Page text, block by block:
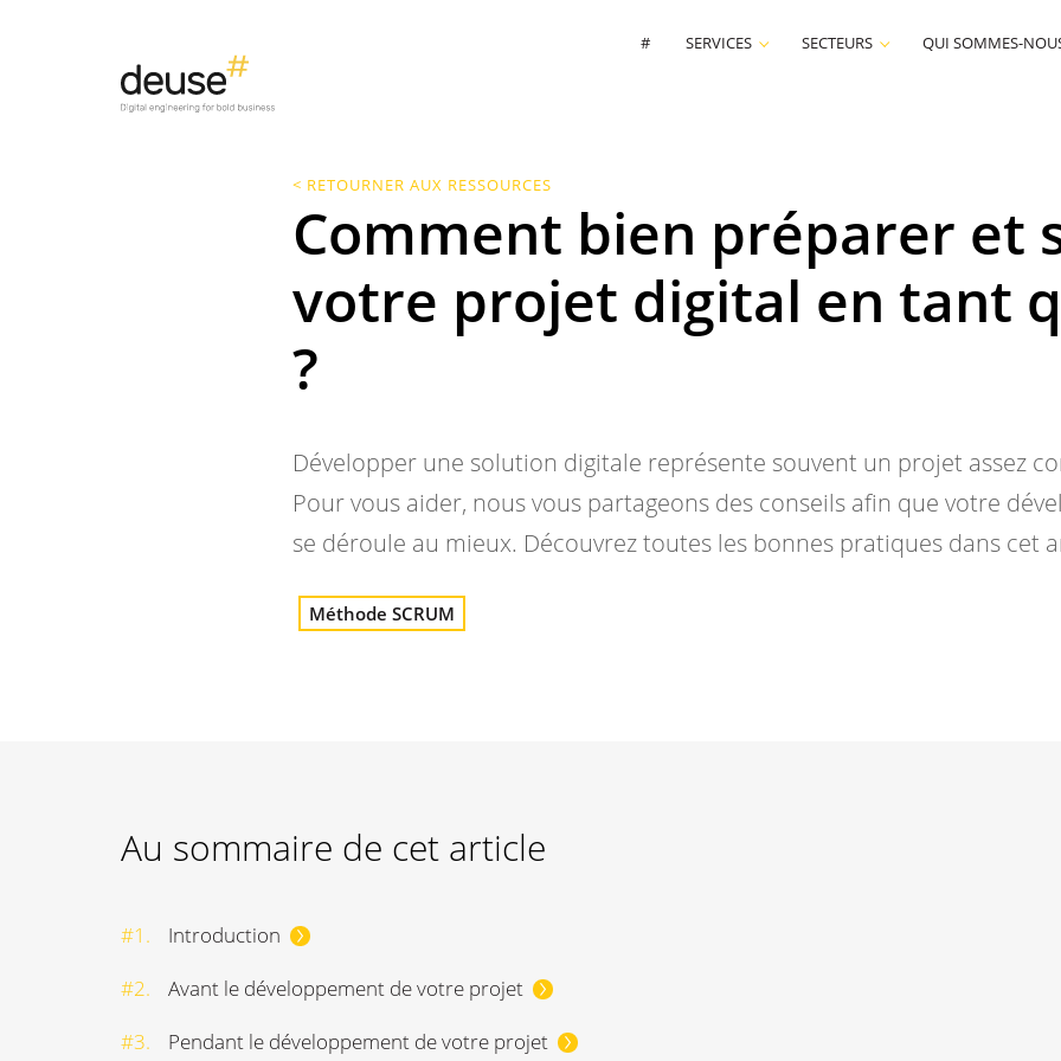
# SERVICES SECTEURS QUI SOMMES-
< RETOURNER AUX RESSOURCES
Comment bien préparer et
votre projet digital en tant
?
Développer une solution digitale représente souvent un projet assez
Pour vous aider, nous vous partageons des conseils afin que votre
se déroule au mieux. Découvrez toutes les bonnes pratiques dans cet
Méthode SCRUM
Au sommaire de cet article
#1.
Introduction
#2.
Avant le développement de votre projet
#3.
Pendant le développement de votre projet